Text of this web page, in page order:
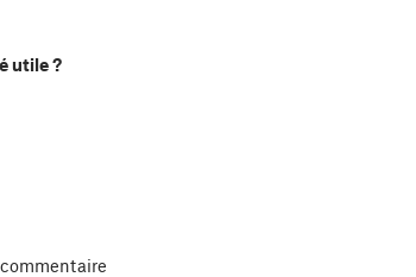
utile ?